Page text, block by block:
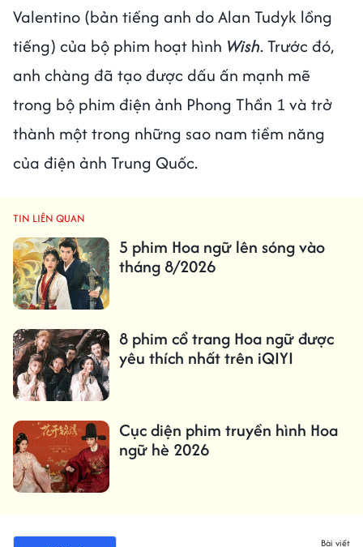
Valentino (bản tiếng anh do Alan Tudyk lồng
tiếng) của bộ phim hoạt hình Wish. Trước đó,
anh chàng đã tạo được dấu ấn mạnh mẽ
trong bộ phim điện ảnh Phong Thần 1 và trở
thành một trong những sao nam tiềm năng
của điện ảnh Trung Quốc.
TIN LIÊN QUAN
5 phim Hoa ngữ lên sóng vào
tháng 8/2026
8 phim cổ trang Hoa ngữ được
yêu thích nhất trên iQIYI
Cục diện phim truyền hình Hoa
ngữ hè 2026
Bài viết